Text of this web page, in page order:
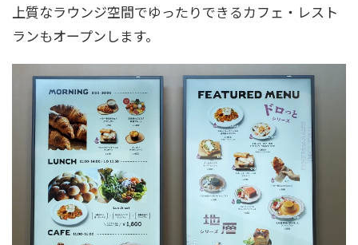
上質なラウンジ空間でゆったりできるカフェ・レスト
ランもオープンします。